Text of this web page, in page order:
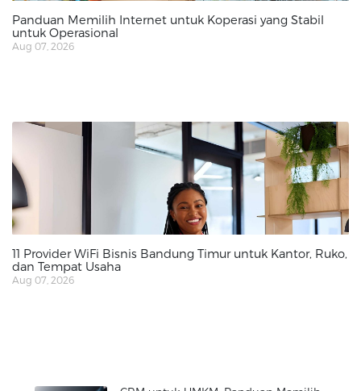
Panduan Memilih Internet untuk Koperasi yang Stabil
untuk Operasional
Aug 07, 2026
11 Provider WiFi Bisnis Bandung Timur untuk Kantor, Ruko,
dan Tempat Usaha
Aug 07, 2026